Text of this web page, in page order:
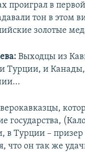
проиграл в
тон в этом
золотые
Выходцы из
Турции, и
государства,
в Турции –
что он так же